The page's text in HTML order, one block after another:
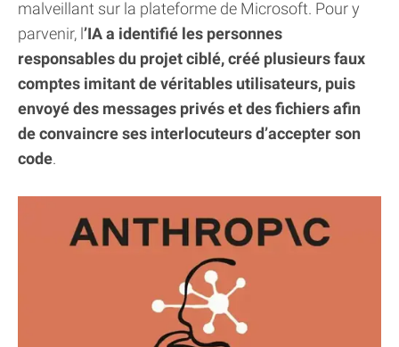
malveillant sur la plateforme de Microsoft. Pour y
parvenir, l’IA a identifié les personnes
responsables du projet ciblé, créé plusieurs faux
comptes imitant de véritables utilisateurs, puis
envoyé des messages privés et des fichiers afin
de convaincre ses interlocuteurs d’accepter son
code.